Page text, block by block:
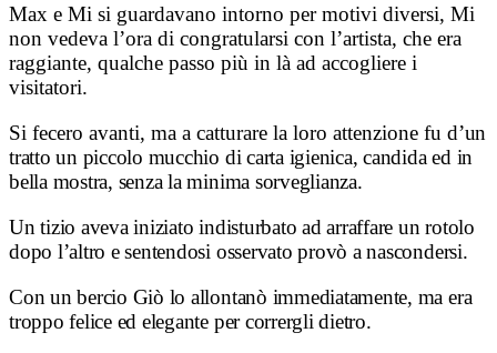
Max e Mi si guardavano intorno per motivi diversi, Mi
non vedeva l’ora di congratularsi con l’artista, che era
raggiante, qualche passo più in là ad accogliere i
visitatori.
Si fecero avanti, ma a catturare la loro attenzione fu d’un
tratto un piccolo mucchio di carta igienica, candida ed in
bella mostra, senza la minima sorveglianza.
Un tizio aveva iniziato indisturbato ad arraffare un rotolo
dopo l’altro e sentendosi osservato provò a nascondersi.
Con un bercio Giò lo allontanò immediatamente, ma era
troppo felice ed elegante per corrergli dietro.